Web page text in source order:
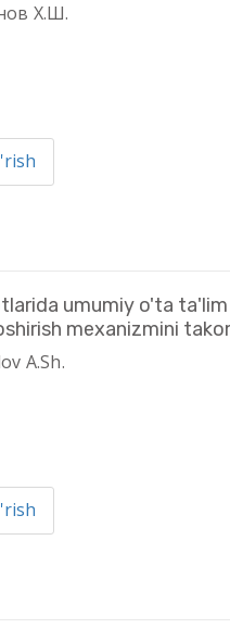
Х.Ш.
umumiy o'ta
mexanizmini
A.Sh.